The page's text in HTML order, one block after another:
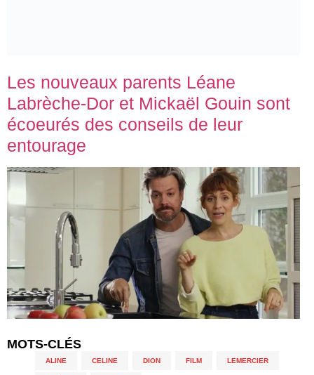
Les nouveaux parents Léane
Labrèche-Dor et Mickaël Gouin sont
écoeurés des conseils de leur
entourage
MOTS-CLÉS
ALINE CELINE DION FILM LEMERCIER